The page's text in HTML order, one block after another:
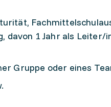
davon 1 Jahr als Leiter/
Gruppe oder eines